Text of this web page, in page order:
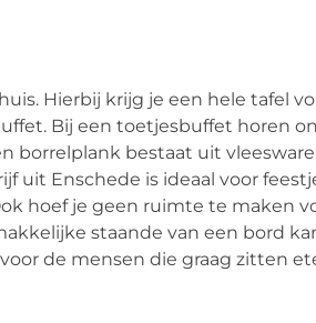
Hierbij krijg je een hele tafel
Bij een toetjesbuffet horen
borrelplank bestaat uit
uit Enschede is ideaal voor
hoef je geen ruimte te maken
staande van een bord
de mensen die graag zitten